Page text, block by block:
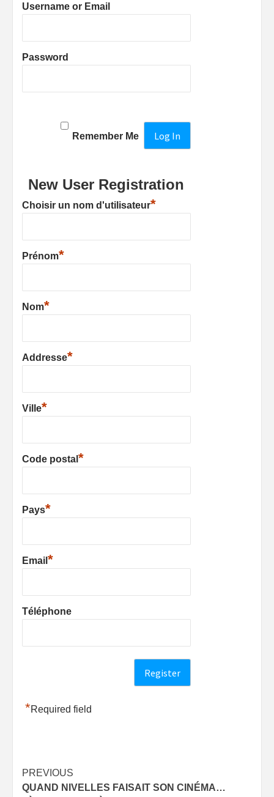
Username or Email
Password
Remember Me
New User Registration
Choisir un nom d'utilisateur*
Prénom*
Nom*
Addresse*
Ville*
Code postal *
Pays*
Email *
Téléphone
*Required field
Post
PREVIOUS
QUAND NIVELLES FAISAIT SON CINÉMA…